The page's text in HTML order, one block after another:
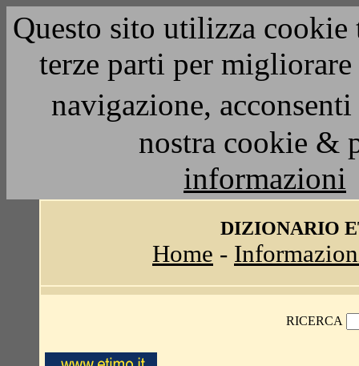
Questo sito utilizza
terze parti per
navigazione,
nostra cookie &
informazioni
DIZIONARIO
Home -
RICERCA